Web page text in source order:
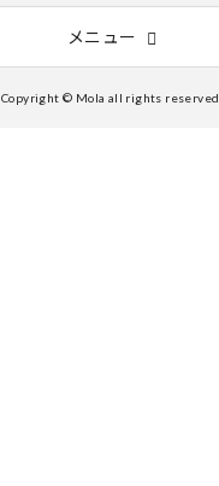
メニュー
Copyright © Mola all rights reserved.